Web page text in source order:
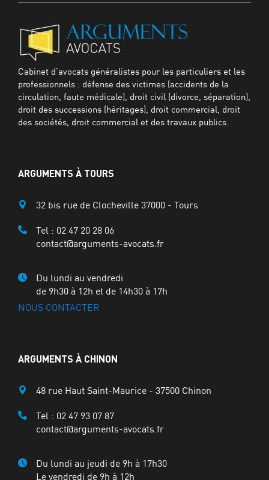
Cabinet d’avocats généralistes pour les particuliers et les
professionnels : défense des victimes (accidents de la
circulation, faute médicale), droit civil (divorce, séparation),
droit des successions (héritages), droit commercial, droit
des sociétés, droit commercial et des travaux publics.
ARGUMENTS À TOURS
32 bis rue de Clocheville 37000 - Tours
Tel : 02 47 20 28 06
contact@arguments-avocats.fr
Du lundi au vendredi
de 9h30 à 12h et de 14h30 à 17h
NOUS CONTACTER
ARGUMENTS À CHINON
48 rue Haut Saint-Maurice - 37500 Chinon
Tel : 02 47 93 07 87
contact@arguments-avocats.fr
Du lundi au jeudi de 9h à 17h30
Le vendredi de 9h à 12h